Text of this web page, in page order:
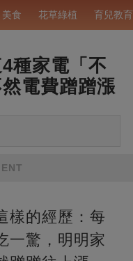
美食 花草綠植 育兒教育
種家電「不
電費蹭蹭漲
樣的經歷：每
一驚，明明家